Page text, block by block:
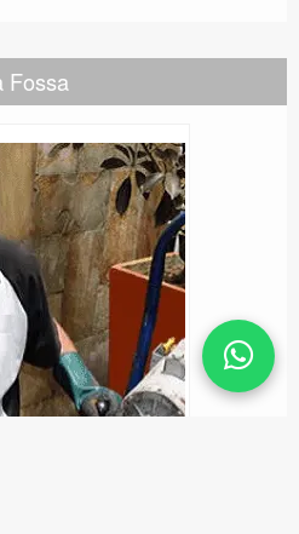
Fossa
Precisa de Ajuda?
Online
São Paulo! Precisa de
ajuda?
Online